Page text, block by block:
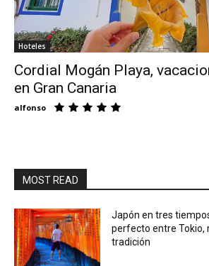
My
Hoteles
Cordial Mogán Playa,
en Gran Canaria
alfonso
MOST READ
Japón en tres
perfecto entre Tokio,
tradición